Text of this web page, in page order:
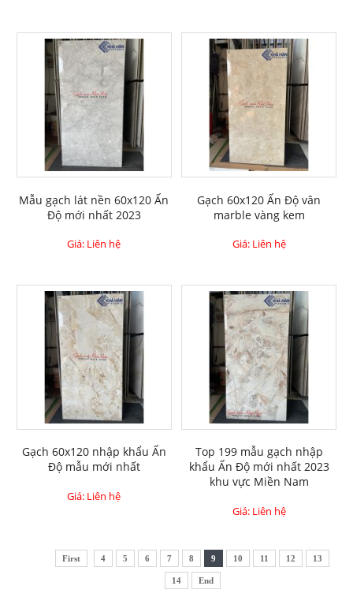
Mẫu gạch lát nền 60x120 Ấn
Độ mới nhất 2023
Giá: Liên hệ
Gạch 60x120 Ấn Độ vân
marble vàng kem
Giá: Liên hệ
Gạch 60x120 nhập khẩu Ấn
Độ mẫu mới nhất
Giá: Liên hệ
Top 199 mẫu gạch nhập
khẩu Ấn Độ mới nhất 2023
khu vực Miền Nam
Giá: Liên hệ
First 4 5 6 7 8 9 10 11 12 13
14 End